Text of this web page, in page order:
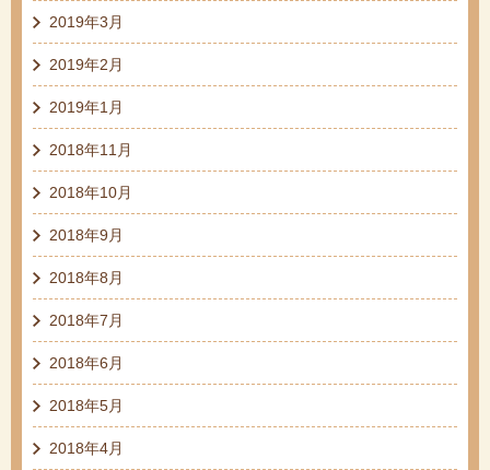
2019年3月
2019年2月
2019年1月
2018年11月
2018年10月
2018年9月
2018年8月
2018年7月
2018年6月
2018年5月
2018年4月